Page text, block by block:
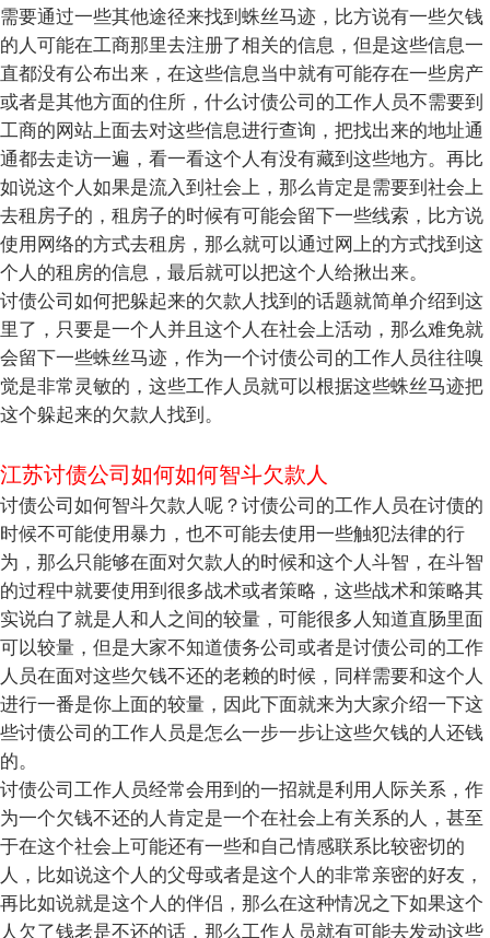
需要通过一些其他途径来找到蛛丝马迹，比方说有一些欠钱
的人可能在工商那里去注册了相关的信息，但是这些信息一
直都没有公布出来，在这些信息当中就有可能存在一些房产
或者是其他方面的住所，什么讨债公司的工作人员不需要到
工商的网站上面去对这些信息进行查询，把找出来的地址通
通都去走访一遍，看一看这个人有没有藏到这些地方。再比
如说这个人如果是流入到社会上，那么肯定是需要到社会上
去租房子的，租房子的时候有可能会留下一些线索，比方说
使用网络的方式去租房，那么就可以通过网上的方式找到这
个人的租房的信息，最后就可以把这个人给揪出来。
讨债公司如何把躲起来的欠款人找到的话题就简单介绍到这
里了，只要是一个人并且这个人在社会上活动，那么难免就
会留下一些蛛丝马迹，作为一个讨债公司的工作人员往往嗅
觉是非常灵敏的，这些工作人员就可以根据这些蛛丝马迹把
这个躲起来的欠款人找到。
江苏讨债公司如何如何智斗欠款人
讨债公司如何智斗欠款人呢？讨债公司的工作人员在讨债的
时候不可能使用暴力，也不可能去使用一些触犯法律的行
为，那么只能够在面对欠款人的时候和这个人斗智，在斗智
的过程中就要使用到很多战术或者策略，这些战术和策略其
实说白了就是人和人之间的较量，可能很多人知道直肠里面
可以较量，但是大家不知道债务公司或者是讨债公司的工作
人员在面对这些欠钱不还的老赖的时候，同样需要和这个人
进行一番是你上面的较量，因此下面就来为大家介绍一下这
些讨债公司的工作人员是怎么一步一步让这些欠钱的人还钱
的。
讨债公司工作人员经常会用到的一招就是利用人际关系，作
为一个欠钱不还的人肯定是一个在社会上有关系的人，甚至
于在这个社会上可能还有一些和自己情感联系比较密切的
人，比如说这个人的父母或者是这个人的非常亲密的好友，
再比如说就是这个人的伴侣，那么在这种情况之下如果这个
人欠了钱老是不还的话，那么工作人员就有可能去发动这些